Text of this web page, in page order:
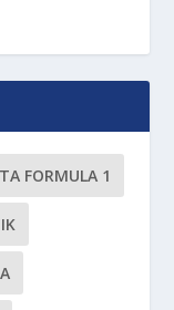
FORMULA 1